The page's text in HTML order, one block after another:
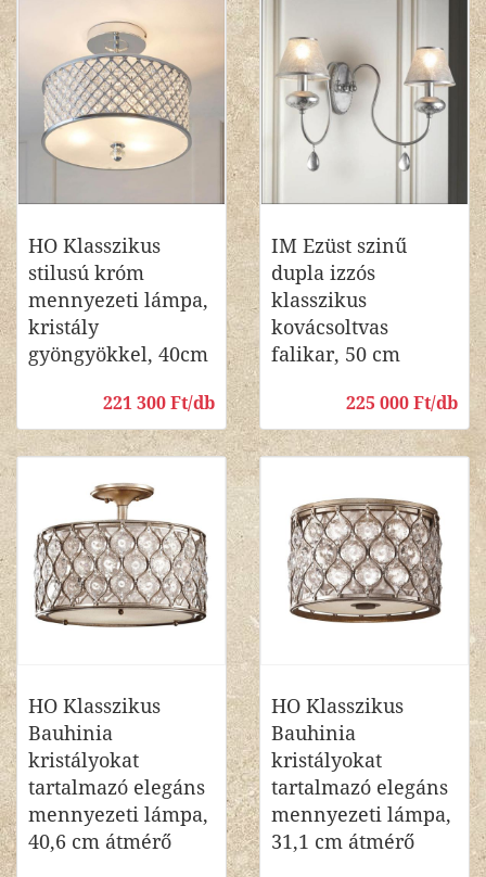
HO Klasszikus
stilusú króm
mennyezeti lámpa,
kristály
gyöngyökkel, 40cm
221 300 Ft/db
IM Ezüst szinű
dupla izzós
klasszikus
kovácsoltvas
falikar, 50 cm
225 000 Ft/db
HO Klasszikus
Bauhinia
kristályokat
tartalmazó elegáns
mennyezeti lámpa,
40,6 cm átmérő
HO Klasszikus
Bauhinia
kristályokat
tartalmazó elegáns
mennyezeti lámpa,
31,1 cm átmérő